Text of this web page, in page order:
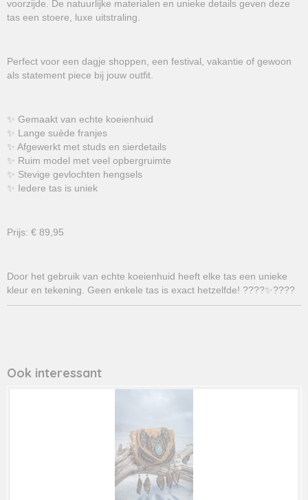
voorzijde. De natuurlijke materialen en unieke details geven deze
tas een stoere, luxe uitstraling.
Perfect voor een dagje shoppen, een festival, vakantie of gewoon
als statement piece bij jouw outfit.
✨ Gemaakt van echte koeienhuid
✨ Lange suède franjes
✨ Afgewerkt met studs en sierdetails
✨ Ruim model met veel opbergruimte
✨ Stevige gevlochten hengsels
✨ Iedere tas is uniek
Prijs: € 89,95
Door het gebruik van echte koeienhuid heeft elke tas een unieke
kleur en tekening. Geen enkele tas is exact hetzelfde! ????✨????
Ook interessant